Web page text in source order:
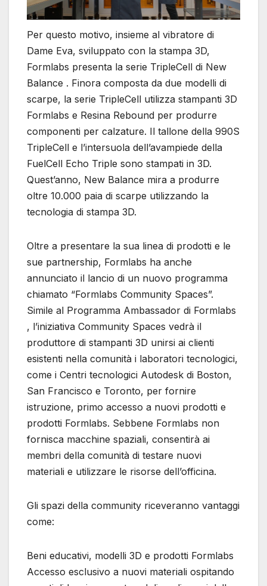
Per questo motivo, insieme al vibratore di
Dame Eva, sviluppato con la stampa 3D,
Formlabs presenta la serie TripleCell di New
Balance . Finora composta da due modelli di
scarpe, la serie TripleCell utilizza stampanti 3D
Formlabs e Resina Rebound per produrre
componenti per calzature. Il tallone della 990S
TripleCell e l’intersuola dell’avampiede della
FuelCell Echo Triple sono stampati in 3D.
Quest’anno, New Balance mira a produrre
oltre 10.000 paia di scarpe utilizzando la
tecnologia di stampa 3D.
Oltre a presentare la sua linea di prodotti e le
sue partnership, Formlabs ha anche
annunciato il lancio di un nuovo programma
chiamato “Formlabs Community Spaces”.
Simile al Programma Ambassador di Formlabs
, l’iniziativa Community Spaces vedrà il
produttore di stampanti 3D unirsi ai clienti
esistenti nella comunità i laboratori tecnologici,
come i Centri tecnologici Autodesk di Boston,
San Francisco e Toronto, per fornire
istruzione, primo accesso a nuovi prodotti e
prodotti Formlabs. Sebbene Formlabs non
fornisca macchine spaziali, consentirà ai
membri della comunità di testare nuovi
materiali e utilizzare le risorse dell’officina.
Gli spazi della community riceveranno vantaggi
come:
Beni educativi, modelli 3D e prodotti Formlabs
Accesso esclusivo a nuovi materiali ospitando